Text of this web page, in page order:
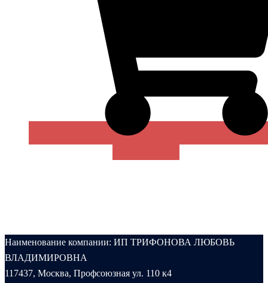
Наименование компании: ИП ТРИФОНОВА ЛЮБОВЬ
ВЛАДИМИРОВНА
117437, Москва, Профсоюзная ул. 110 к4